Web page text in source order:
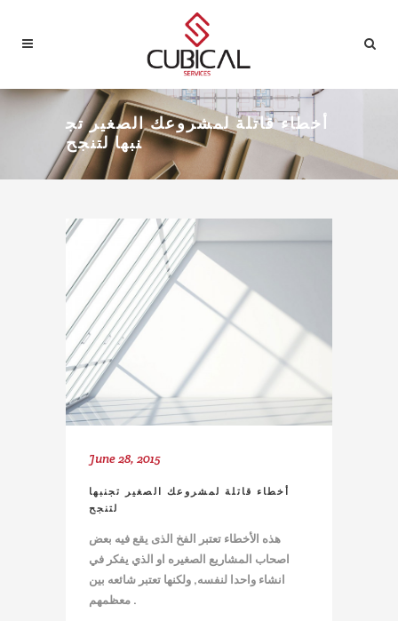
أخطاء قاتلة لمشروعك الصغير تج
نبها لتنجح
June 28, 2015
أخطاء قاتلة لمشروعك الصغير تجنبها
لتنجح
هذه الأخطاء تعتبر الفخ الذى يقع فيه بعض
اصحاب المشاريع الصغيره او الذي يفكر في
انشاء واحدا لنفسه, ولكنها تعتبر شائعه بين
معظمهم .